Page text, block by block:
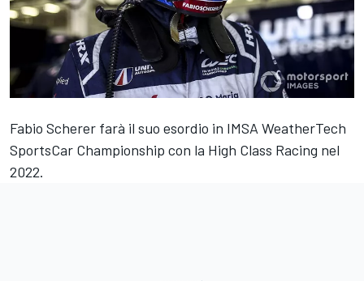
Fabio Scherer farà il suo esordio in IMSA WeatherTech
SportsCar Championship con la High Class Racing nel
2022.